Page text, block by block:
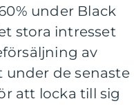
under Black
stora intresset
av
under de senaste
att locka till sig